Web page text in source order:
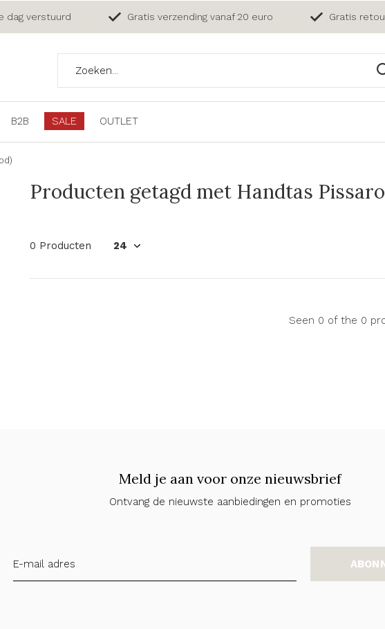
B2B SALE OUTLET
dag verstuurd Gratis verzending vanaf 20 euro Gratis
Producten getagd met Handtas
0 Producten
Seen 0 of the 0
Meld je aan voor onze nieuwsbrief
Ontvang de nieuwste aanbiedingen en promoties